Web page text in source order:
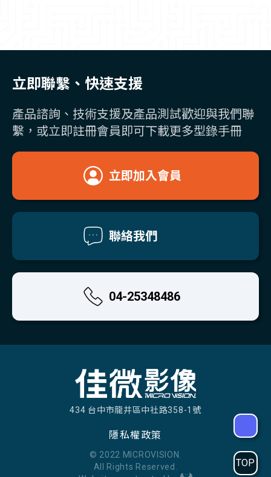
立即聯繫、快速支援
產品諮詢、技術支援及產品測試歡迎與我們聯
繫，或立即註冊會員即可下載更多型錄手冊
立即加入會員
聯絡我們
04-25348486
434 台中市龍井區中社路358-1號
隱私權政策
© 2022 MICROVISION.
All Rights Reserved.
TOP